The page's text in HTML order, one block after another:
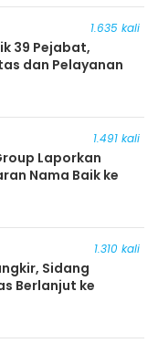
1.635 kali
39 Pejabat,
dan Pelayanan
1.491 kali
Laporkan
Nama Baik ke
1.310 kali
Sidang
Berlanjut ke